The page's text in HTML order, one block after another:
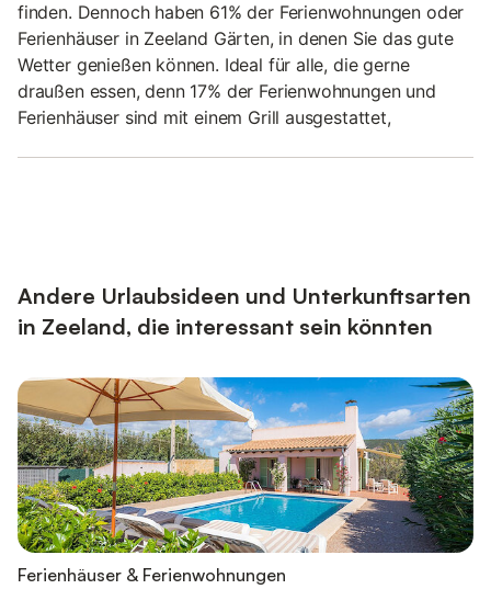
finden. Dennoch haben 61% der Ferienwohnungen oder
Ferienhäuser in Zeeland Gärten, in denen Sie das gute
Wetter genießen können. Ideal für alle, die gerne
draußen essen, denn 17% der Ferienwohnungen und
Ferienhäuser sind mit einem Grill ausgestattet,
Andere Urlaubsideen und Unterkunftsarten
in Zeeland, die interessant sein könnten
Ferienhäuser & Ferienwohnungen